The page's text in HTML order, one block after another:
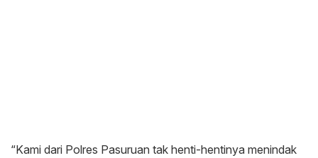
“Kami dari Polres Pasuruan tak henti-hentinya menindak